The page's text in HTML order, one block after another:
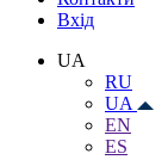
Вхiд
UA
RU
UA
EN
ES